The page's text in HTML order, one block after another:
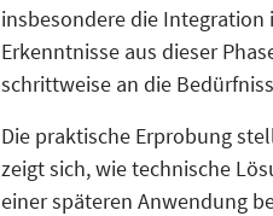
insbesondere die
Erkenntnisse aus dieser
schrittweise an die
Die praktische Erprobung
zeigt sich, wie technische
einer späteren Anwendung